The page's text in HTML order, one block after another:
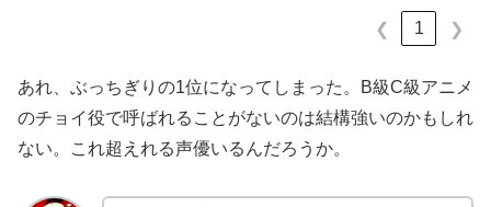
❮ 1 ❯
あれ、ぶっちぎりの1位になってしまった。B級C級アニメ
のチョイ役で呼ばれることがないのは結構強いのかもしれ
ない。これ超えれる声優いるんだろうか。